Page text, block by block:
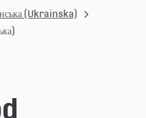
(Ukrainska)